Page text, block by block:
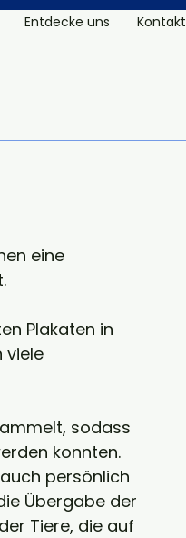
Entdecke uns Kontakt
eine
Plakaten in
viele
sodass
konnten.
persönlich
Übergabe der
Tiere, die auf